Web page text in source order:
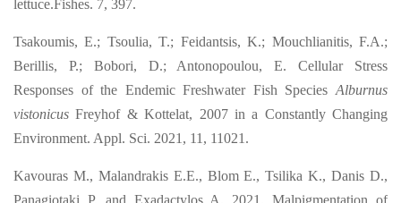
lettuce.Fishes. 7, 397.
Tsakoumis, E.; Tsoulia, T.; Feidantsis, K.; Mouchlianitis, F.A.;
Berillis, P.; Bobori, D.; Antonopoulou, E. Cellular Stress
Responses of the Endemic Freshwater Fish Species Alburnus
vistonicus Freyhof & Kottelat, 2007 in a Constantly Changing
Environment. Appl. Sci. 2021, 11, 11021.
Kavouras M., Malandrakis E.E., Blom E., Tsilika K., Danis D.,
Panagiotaki P. and Exadactylos A. 2021. Malpigmentation of